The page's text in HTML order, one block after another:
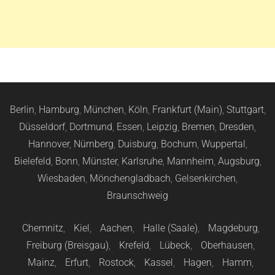
Berlin, Hamburg, München, Köln, Frankfurt (Main), Stuttgart,
Düsseldorf, Dortmund, Essen, Leipzig, Bremen, Dresden,
Hannover, Nürnberg, Duisburg, Bochum, Wuppertal,
Bielefeld, Bonn, Münster, Karlsruhe, Mannheim, Augsburg,
Wiesbaden, Mönchengladbach, Gelsenkirchen,
Braunschweig
Chemnitz, Kiel, Aachen, Halle (Saale), Magdeburg,
Freiburg (Breisgau), Krefeld, Lübeck, Oberhausen,
Mainz, Erfurt, Rostock, Kassel, Hagen, Hamm,